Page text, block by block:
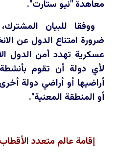
معاهدة "نيو ستارت".
ووفقا للبيان
ضرورة امتناع الدول عن
عسكرية تهدد أمن الدول
لأي دولة أن تقوم
أراضيها أو أراضي دولة
أو المنطقة المعنية".
إقامة عالم متعدد الأقطاب